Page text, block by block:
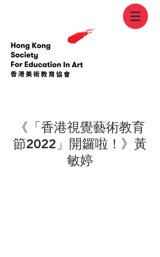
《「香港視覺藝術教育
節2022」開鑼啦！》黃
敏婷